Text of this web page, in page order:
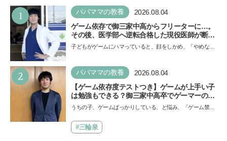
1 パパママの教養 2026.08.04
ゲーム依存で御三家中高からフリーターに…。
その後、医学部へ逆転合格した現役医師が断言
「ゲームの経験が受験勉強に役立った」そう考
子どもがゲームにハマっていると、顔をしかめ、「やめなさ
い…
2 パパママの教養 2026.08.04
【ゲーム依存度テストつき】ゲームが上手い子
は勉強もできる？御三家中高卒でゲーマーの医
師・阿部智史さんが教えるゲームしながら受験
うちの子、ゲームばっかりしている、と悩み、「ゲーム禁
も…
#三輪泉